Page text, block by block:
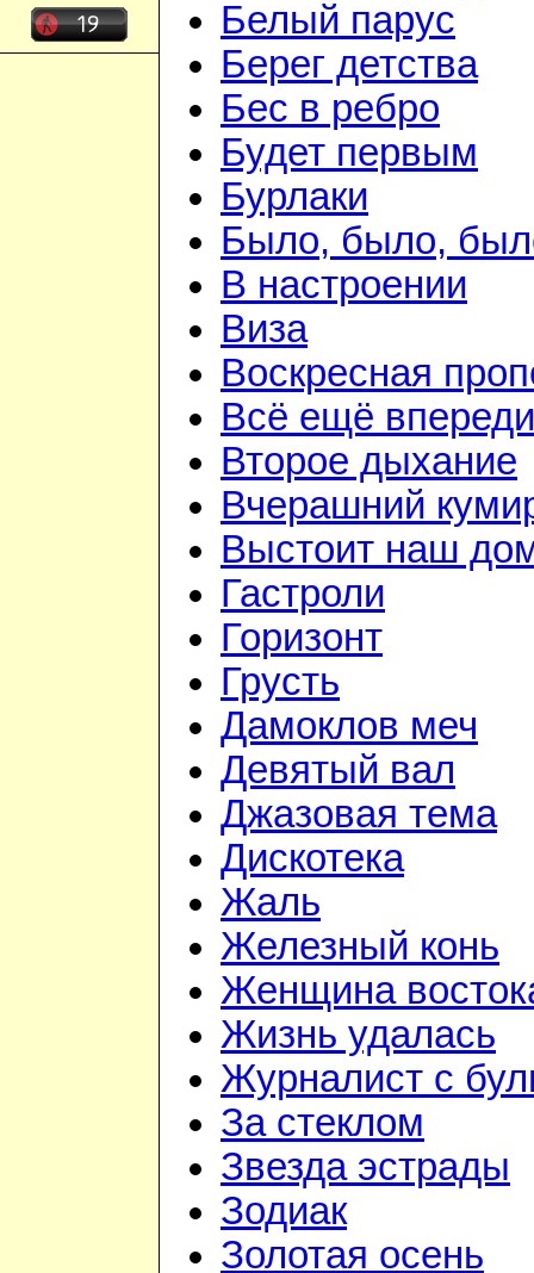
Белый парус
Берег детства
Бес в ребро
Будет первым
Бурлаки
Было, было,
В настроении
Виза
Воскресная
Всё ещё впереди
Второе дыхание
Вчерашний
Выстоит наш
Гастроли
Горизонт
Грусть
Дамоклов меч
Девятый вал
Джазовая тема
Дискотека
Жаль
Железный конь
Женщина
Жизнь удалась
Журналист с
За стеклом
Звезда эстрады
Зодиак
Золотая осень